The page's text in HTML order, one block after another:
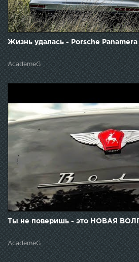
Жизнь удалась - Porsche Panamera
AcademeG
Ты не поверишь - это НОВАЯ
AcademeG